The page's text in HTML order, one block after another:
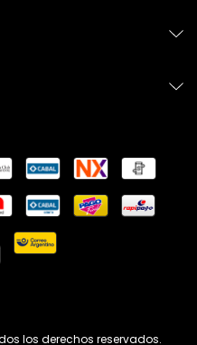
los derechos reservados.